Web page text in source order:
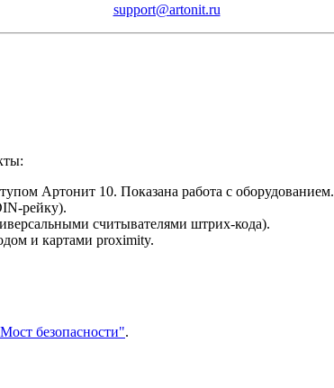
support@artonit.ru
Артонит 10. Показана работа с оборудованием.
рейку).
считывателями штрих-кода).
и картами proximity.
безопасности".